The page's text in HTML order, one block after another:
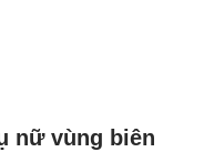
nữ vùng biên